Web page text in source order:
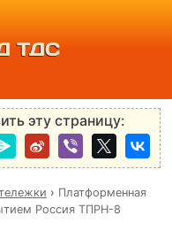
ТДС
эту страницу:
› Платформенная
Россия ТПРН-8